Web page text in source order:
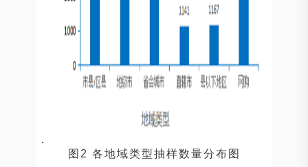
图2 各地域类型抽样数量分布图